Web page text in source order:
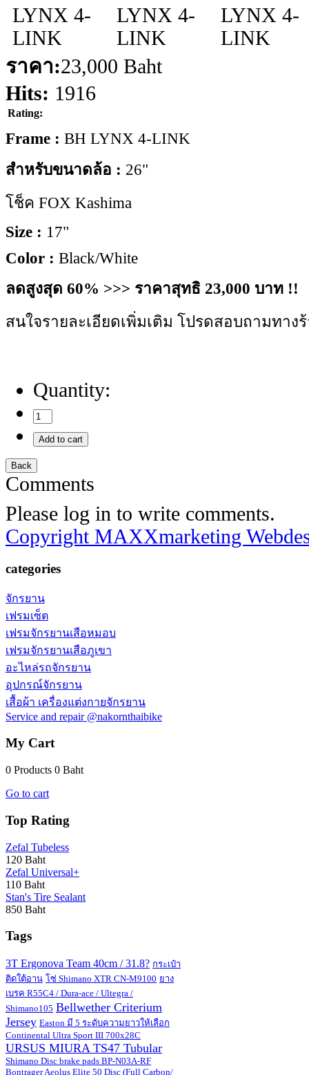
ราคา:23,000 Baht
Hits: 1916
Rating:
Frame : BH LYNX 4-LINK
สำหรับขนาดล้อ : 26"
โช็ค FOX Kashima
Size : 17"
Color : Black/White
ลดสูงสุด 60% >>> ราคาสุทธิ 23,000 บาท !!
สนใจรายละเอียดเพิ่มเติม โปรดสอบถามทาง
Quantity:
Comments
Please log in to write comments.
Copyright MAXXmarketing
categories
จักรยาน
เฟรมเซ็ต
เฟรมจักรยานเสือหมอบ
เฟรมจักรยานเสือภูเขา
อะไหล่รถจักรยาน
อุปกรณ์จักรยาน
เสื้อผ้า เครื่องแต่งกายจักรยาน
Service and repair @nakornthaibike
My Cart
0 Products 0 Baht
Go to cart
Top Rating
Zefal Tubeless
120 Baht
Zefal Universal+
110 Baht
Stan's Tire Sealant
850 Baht
Tags
3T Ergonova Team 40cm / 31.8? กระเป๋า
ติดใต้อาน โซ่ Shimano XTR CN-M9100 ยาง
เบรค R55C4 / Dura-ace / Ultegra /
Shimano105 Bellwether Criterium
Jersey Easton มี 5 ระดับความยาวให้เลือก
Continental Ultra Sport III 700x28C
URSUS MIURA TS47 Tubular
Shimano Disc brake pads BP-N03A-RF
Bontrager Aeolus Elite 50 Disc (Full Carbon/